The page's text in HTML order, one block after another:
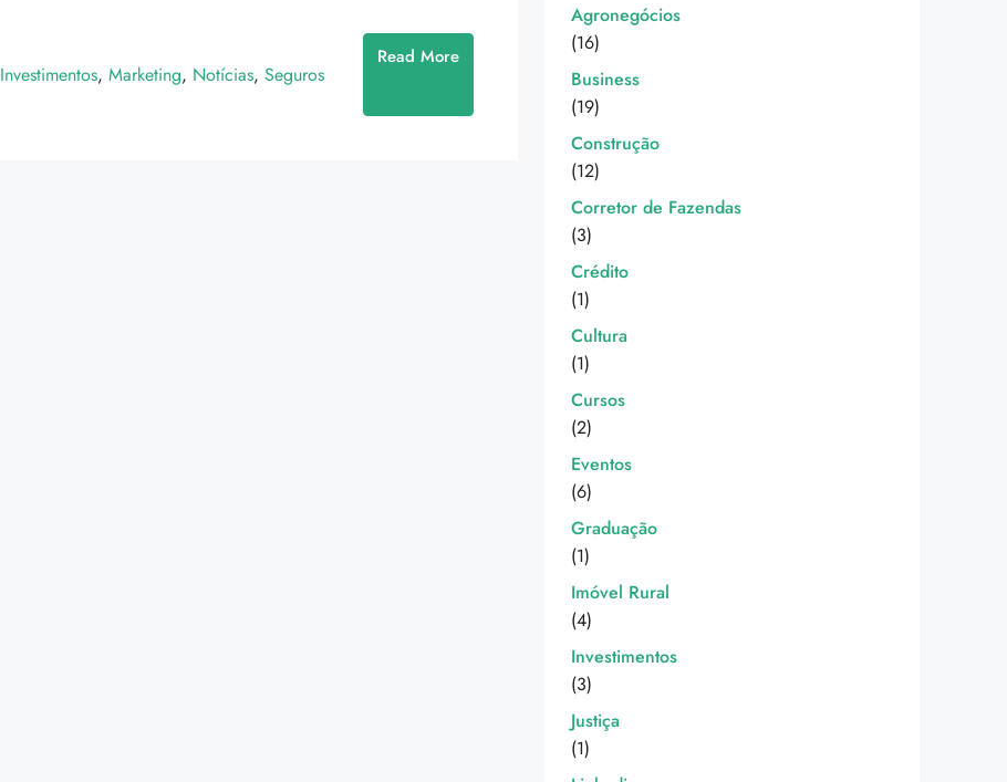
Investimentos, Marketing, Notícias, Seguros
Read More
Agronegócios
(16)
Business
(19)
Construção
(12)
Corretor de Fazendas
(3)
Crédito
(1)
Cultura
(1)
Cursos
(2)
Eventos
(6)
Graduação
(1)
Imóvel Rural
(4)
Investimentos
(3)
Justiça
(1)